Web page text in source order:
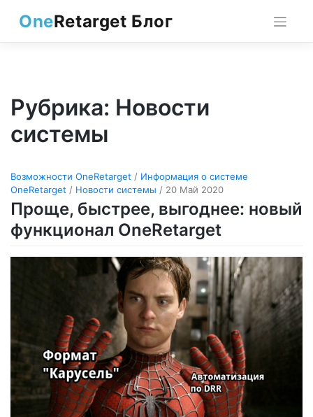
contentOneRetarget Блог
Рубрика: Новости
системы
Возможности OneRetarget / Информация о системе
OneRetarget / Новости системы / 20 Май 2020
Проще, быстрее, выгоднее: новый
функционал OneRetarget